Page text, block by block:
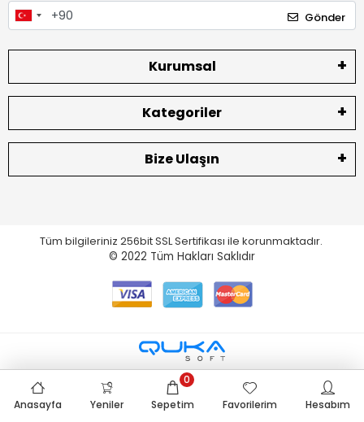
Gönder
Kurumsal
Kategoriler
Bize Ulaşın
Tüm bilgileriniz 256bit SSL Sertifikası ile korunmaktadır.
© 2022 Tüm Hakları Saklıdır
Anasayfa Yeniler Sepetim
0
Favorilerim
Hesabım